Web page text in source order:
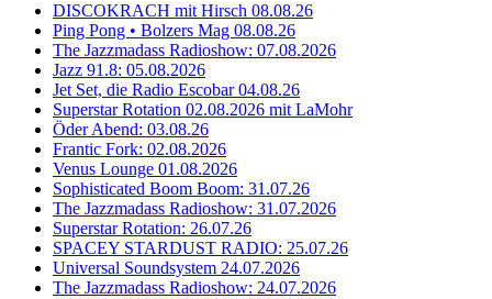
DISCOKRACH mit Hirsch 08.08.26
Ping Pong • Bolzers Mag 08.08.26
The Jazzmadass Radioshow: 07.08.2026
Jazz 91.8: 05.08.2026
Jet Set, die Radio Escobar 04.08.26
Superstar Rotation 02.08.2026 mit LaMohr
Öder Abend: 03.08.26
Frantic Fork: 02.08.2026
Venus Lounge 01.08.2026
Sophisticated Boom Boom: 31.07.26
The Jazzmadass Radioshow: 31.07.2026
Superstar Rotation: 26.07.26
SPACEY STARDUST RADIO: 25.07.26
Universal Soundsystem 24.07.2026
The Jazzmadass Radioshow: 24.07.2026